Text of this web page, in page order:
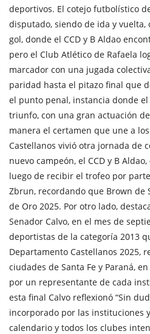
deportivos. El cotejo futbolístico
disputado, siendo de ida y vuelta,
gol, donde el CCD y B Aldao
pero el Club Atlético de Rafaela
marcador con una jugada
paridad hasta el pitazo final que
el punto penal, instancia donde
triunfo, con una gran actuación
manera el certamen que une a
Castellanos vivió otra jornada de
nuevo campeón, el CCD y B
luego de recibir el trofeo por
Zbrun, recordando que Brown de
de Oro 2025. Por otro lado,
Senador Calvo, en el mes de
deportistas de la categoría 2013
Departamento Castellanos 2025,
ciudades de Santa Fe y Paraná,
por un representante de cada
esta final Calvo reflexionó “Sin
incorporado por las instituciones
calendario y todos los clubes